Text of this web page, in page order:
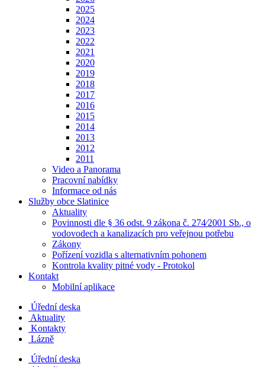
2025
2024
2023
2022
2021
2020
2019
2018
2017
2016
2015
2014
2013
2012
2011
Video a Panorama
Pracovní nabídky
Informace od nás
Služby obce Slatinice
Aktuality
Povinnosti dle § 36 odst. 9 zákona č. 274⁄2001 Sb., o
vodovodech a kanalizacích pro veřejnou potřebu
Zákony
Pořízení vozidla s alternativním pohonem
Kontrola kvality pitné vody - Protokol
Kontakt
Mobilní aplikace
Úřední deska
Aktuality
Kontakty
Lázně
Úřední deska